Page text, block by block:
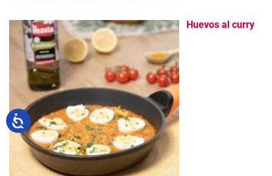
Huevos al curry